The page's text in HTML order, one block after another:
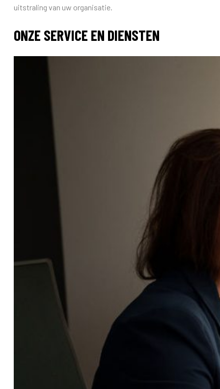
uitstraling van uw organisatie.
ONZE SERVICE EN DIENSTEN